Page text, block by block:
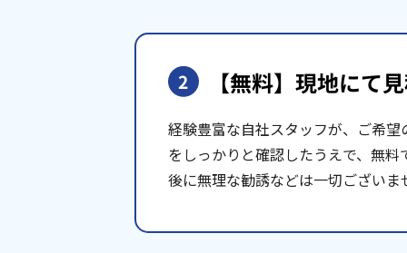
2 【無料】現地にて
経験豊富な自社スタッフが、ご希
をしっかりと確認したうえで、無
後に無理な勧誘などは一切ござい